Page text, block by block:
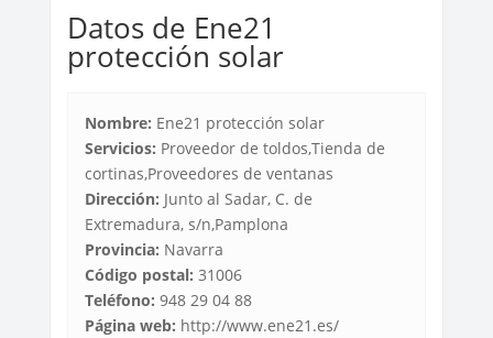
Datos de Ene21
protección solar
Nombre: Ene21 protección solar
Servicios: Proveedor de toldos,Tienda de
cortinas,Proveedores de ventanas
Dirección: Junto al Sadar, C. de
Extremadura, s/n,Pamplona
Provincia: Navarra
Código postal: 31006
Teléfono: 948 29 04 88
Página web: http://www.ene21.es/